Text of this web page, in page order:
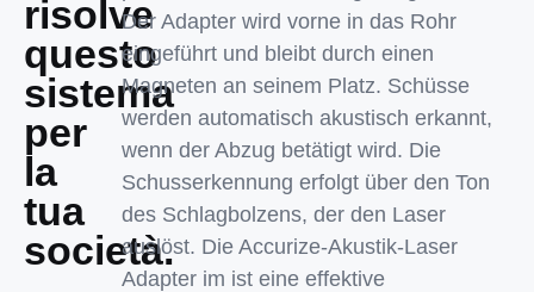
risolve
questo
sistema
per
la
tua
società.
Der Adapter wird vorne in das Rohr
eingeführt und bleibt durch einen
Magneten an seinem Platz. Schüsse
werden automatisch akustisch erkannt,
wenn der Abzug betätigt wird. Die
Schusserkennung erfolgt über den Ton
des Schlagbolzens, der den Laser
auslöst. Die Accurize-Akustik-Laser
Adapter im ist eine effektive